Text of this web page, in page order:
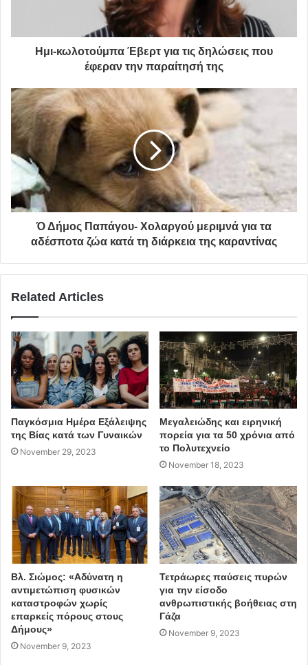
Ημι-κωλοτούμπα Έβερτ για τις δηλώσεις που
έφεραν την παραίτησή της
Ό Δήμος Παπάγου- Χολαργού μεριμνά για τα
αδέσποτα ζώα κατά τη διάρκεια της καραντίνας
Related Articles
Παγκόσμια Ημέρα Εξάλειψης
της Βίας κατά των Γυναικών
November 29, 2023
Μεγαλειώδης και ειρηνική
πορεία για τα 50 χρόνια από
το Πολυτεχνείο
November 18, 2023
Βλ. Σιώμος: «Αδύνατη η
αντιμετώπιση φυσικών
καταστροφών χωρίς
επαρκείς πόρους στους
Δήμους»
November 9, 2023
Τετράωρες παύσεις πυρών
για την είσοδο
ανθρωπιστικής βοήθειας στη
Γάζα
November 9, 2023